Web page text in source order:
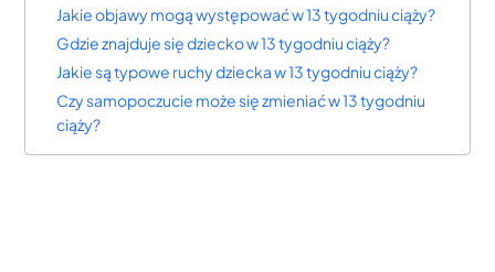
Jakie objawy mogą występować w 13 tygodniu ciąży?
Gdzie znajduje się dziecko w 13 tygodniu ciąży?
Jakie są typowe ruchy dziecka w 13 tygodniu ciąży?
Czy samopoczucie może się zmieniać w 13 tygodniu
ciąży?